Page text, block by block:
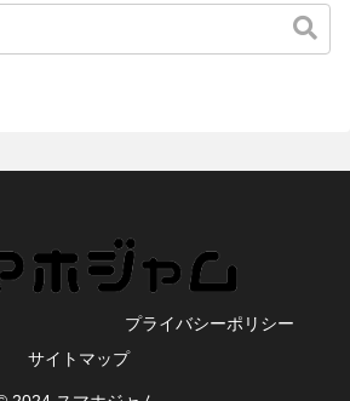
プライバシーポリシー
サイトマップ